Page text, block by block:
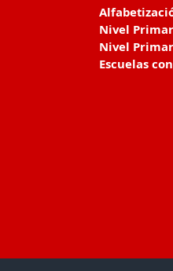
Nivel
Nivel
Escuelas